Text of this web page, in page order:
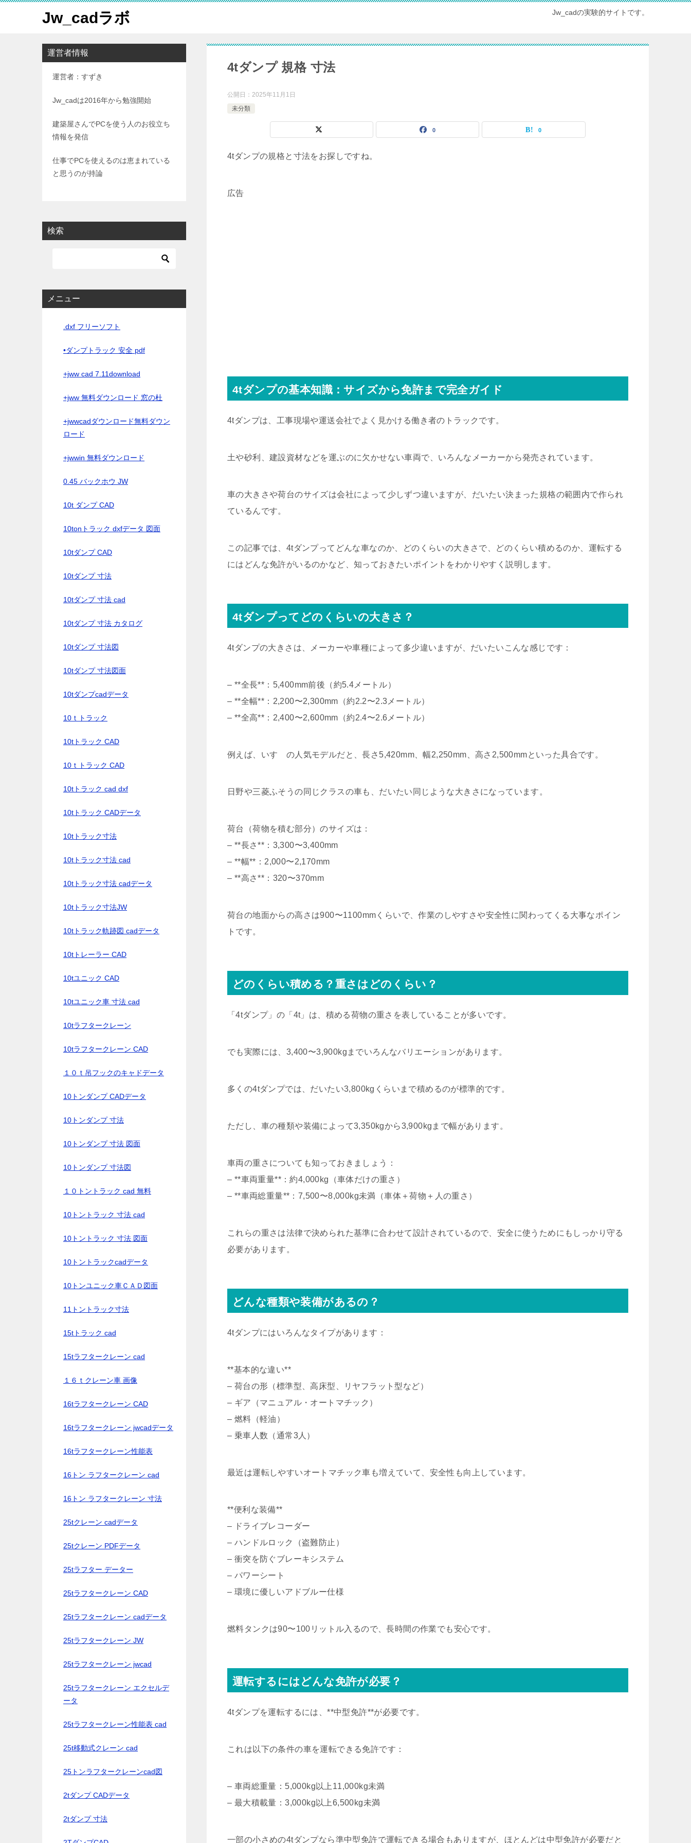
Jw_cadラボ Jw_cadの実験的サイトです。
4tダンプ 規格 寸法
公開日： 2025年11月1日
未分類
0 0
4tダンプの規格と寸法をお探しですね。
広告
4tダンプの基本知識：サイズから免許まで完全ガイド
4tダンプは、工事現場や運送会社でよく見かける働き者のトラックです。
土や砂利、建設資材などを運ぶのに欠かせない車両で、いろんなメーカーから発売されています。
車の大きさや荷台のサイズは会社によって少しずつ違いますが、だいたい決まった規格の範囲内で作られ
ているんです。
この記事では、4tダンプってどんな車なのか、どのくらいの大きさで、どのくらい積めるのか、運転する
にはどんな免許がいるのかなど、知っておきたいポイントをわかりやすく説明します。
4tダンプってどのくらいの大きさ？
4tダンプの大きさは、メーカーや車種によって多少違いますが、だいたいこんな感じです：
– **全長**：5,400mm前後（約5.4メートル）
– **全幅**：2,200〜2,300mm（約2.2〜2.3メートル）
– **全高**：2,400〜2,600mm（約2.4〜2.6メートル）
例えば、いすゞの人気モデルだと、長さ5,420mm、幅2,250mm、高さ2,500mmといった具合です。
日野や三菱ふそうの同じクラスの車も、だいたい同じような大きさになっています。
荷台（荷物を積む部分）のサイズは：
– **長さ**：3,300〜3,400mm
– **幅**：2,000〜2,170mm
– **高さ**：320〜370mm
荷台の地面からの高さは900〜1100mmくらいで、作業のしやすさや安全性に関わってくる大事なポイン
トです。
どのくらい積める？重さはどのくらい？
「4tダンプ」の「4t」は、積める荷物の重さを表していることが多いです。
でも実際には、3,400〜3,900kgまでいろんなバリエーションがあります。
多くの4tダンプでは、だいたい3,800kgくらいまで積めるのが標準的です。
ただし、車の種類や装備によって3,350kgから3,900kgまで幅があります。
車両の重さについても知っておきましょう：
– **車両重量**：約4,000kg（車体だけの重さ）
– **車両総重量**：7,500〜8,000kg未満（車体＋荷物＋人の重さ）
これらの重さは法律で決められた基準に合わせて設計されているので、安全に使うためにもしっかり守る
必要があります。
どんな種類や装備があるの？
4tダンプにはいろんなタイプがあります：
**基本的な違い**
– 荷台の形（標準型、高床型、リヤフラット型など）
– ギア（マニュアル・オートマチック）
– 燃料（軽油）
– 乗車人数（通常3人）
最近は運転しやすいオートマチック車も増えていて、安全性も向上しています。
**便利な装備**
– ドライブレコーダー
– ハンドルロック（盗難防止）
– 衝突を防ぐブレーキシステム
– パワーシート
– 環境に優しいアドブルー仕様
燃料タンクは90〜100リットル入るので、長時間の作業でも安心です。
運転するにはどんな免許が必要？
4tダンプを運転するには、**中型免許**が必要です。
これは以下の条件の車を運転できる免許です：
– 車両総重量：5,000kg以上11,000kg未満
– 最大積載量：3,000kg以上6,500kg未満
一部の小さめの4tダンプなら準中型免許で運転できる場合もありますが、ほとんどは中型免許が必要だと
運営者情報
運営者：すずき
Jw_cadは2016年から勉強開始
建築屋さんでPCを使う人のお役立ち
情報を発信
仕事でPCを使えるのは恵まれている
と思うのが持論
検索
メニュー
.dxf フリーソフト
•ダンプトラック 安全 pdf
+jww cad 7.11download
+jww 無料ダウンロード 窓の杜
+jwwcadダウンロード無料ダウン
ロード
+jwwin 無料ダウンロード
0.45 バックホウ JW
10t ダンプ CAD
10tonトラック dxfデータ 図面
10tダンプ CAD
10tダンプ 寸法
10tダンプ 寸法 cad
10tダンプ 寸法 カタログ
10tダンプ 寸法図
10tダンプ 寸法図面
10tダンプcadデータ
10ｔトラック
10tトラック CAD
10ｔトラック CAD
10tトラック cad dxf
10tトラック CADデータ
10tトラック寸法
10tトラック寸法 cad
10tトラック寸法 cadデータ
10tトラック寸法JW
10tトラック軌跡図 cadデータ
10tトレーラー CAD
10tユニック CAD
10tユニック車 寸法 cad
10tラフタークレーン
10tラフタークレーン CAD
１０ｔ吊フックのキャドデータ
10トンダンプ CADデータ
10トンダンプ 寸法
10トンダンプ 寸法 図面
10トンダンプ 寸法図
１０トントラック cad 無料
10トントラック 寸法 cad
10トントラック 寸法 図面
10トントラックcadデータ
10トンユニック車ＣＡＤ図面
11トントラック寸法
15tトラック cad
15tラフタークレーン cad
１６ｔクレーン車 画像
16tラフタークレーン CAD
16tラフタークレーン jwcadデータ
16tラフタークレーン性能表
16トン ラフタークレーン cad
16トン ラフタークレーン 寸法
25tクレーン cadデータ
25tクレーン PDFデータ
25tラフター データー
25tラフタークレーン CAD
25tラフタークレーン cadデータ
25tラフタークレーン JW
25tラフタークレーン jwcad
25tラフタークレーン エクセルデ
ータ
25tラフタークレーン性能表 cad
25t移動式クレーン cad
25トンラフタークレーンcad図
2tダンプ CADデータ
2tダンプ 寸法